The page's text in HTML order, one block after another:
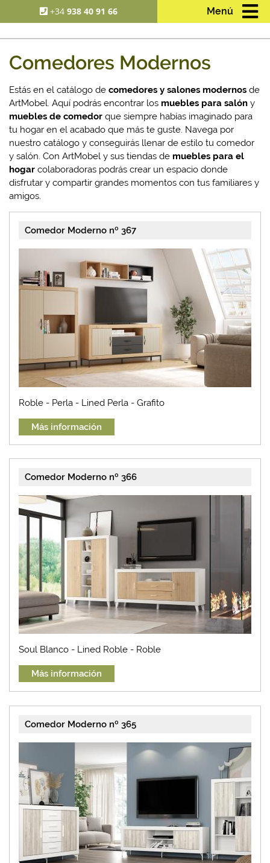
+34938 40 91 66 Menú
Comedores Modernos
Estás en el catálogo de comedores y salones modernos de
ArtMobel. Aquí podrás encontrar los muebles para salón y
muebles de comedor que siempre habías imaginado para
tu hogar en el acabado que más te guste. Navega por
nuestro catálogo y conseguirás llenar de estilo tu comedor
y salón. Con ArtMobel y sus tiendas de muebles para el
hogar colaboradoras podrás crear un espacio donde
disfrutar y compartir grandes momentos con tus familiares y
amigos.
Comedor Moderno nº 367
Roble - Perla - Lined Perla - Grafito
Más información
Comedor Moderno nº 366
Soul Blanco - Lined Roble - Roble
Más información
Comedor Moderno nº 365